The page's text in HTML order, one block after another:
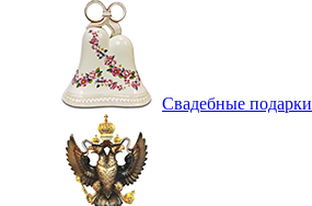
Свадебные подарки